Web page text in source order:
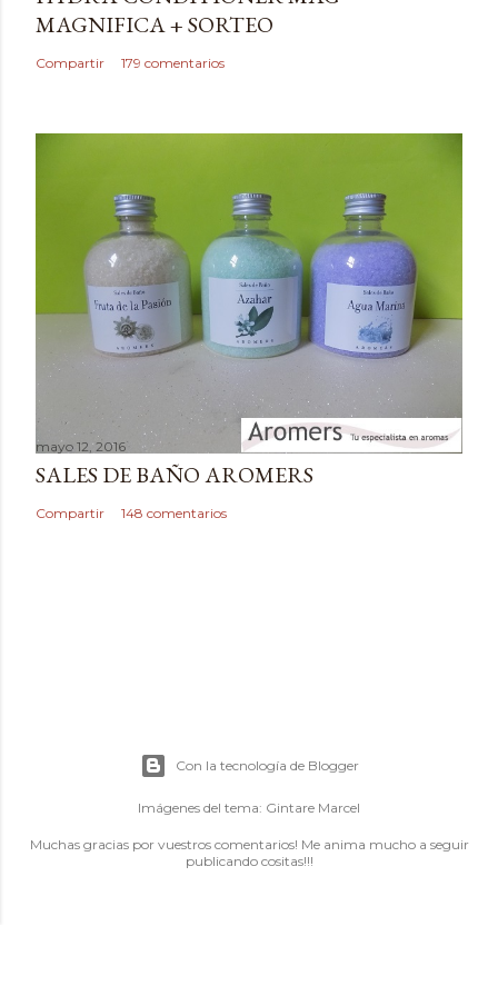
u
n
c
o
MAGNIFICA + SORTEO
Compartir 179 comentarios
mayo 12, 2016
SALES DE BAÑO AROMERS
Compartir 148 comentarios
Con la tecnología de Blogger
Imágenes del tema: Gintare Marcel
Muchas gracias por vuestros comentarios! Me anima mucho a seguir
publicando cositas!!!